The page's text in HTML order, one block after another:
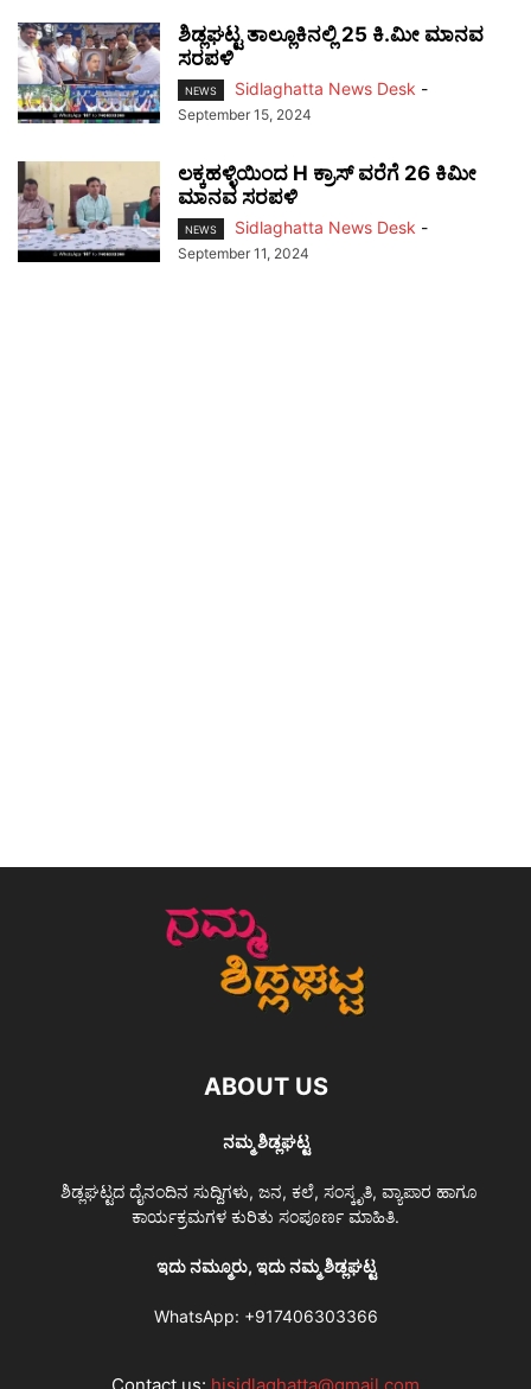
ಶಿಡ್ಲಘಟ್ಟ ತಾಲ್ಲೂಕಿನಲ್ಲಿ 25 ಕಿ.ಮೀ ಮಾನವ
ಸರಪಳಿ
NEWS Sidlaghatta News Desk -
September 15, 2024
ಲಕ್ಕಹಳ್ಳಿಯಿಂದ H ಕ್ರಾಸ್ ವರೆಗೆ 26 ಕಿಮೀ
ಮಾನವ ಸರಪಳಿ
NEWS Sidlaghatta News Desk -
September 11, 2024
ABOUT US
ನಮ್ಮ ಶಿಡ್ಲಘಟ್ಟ
ಶಿಡ್ಲಘಟ್ಟದ ದೈನಂದಿನ ಸುದ್ದಿಗಳು, ಜನ, ಕಲೆ, ಸಂಸ್ಕೃತಿ, ವ್ಯಾಪಾರ ಹಾಗೂ
ಕಾರ್ಯಕ್ರಮಗಳ ಕುರಿತು ಸಂಪೂರ್ಣ ಮಾಹಿತಿ.
ಇದು ನಮ್ಮೂರು, ಇದು ನಮ್ಮ ಶಿಡ್ಲಘಟ್ಟ
WhatsApp: +917406303366